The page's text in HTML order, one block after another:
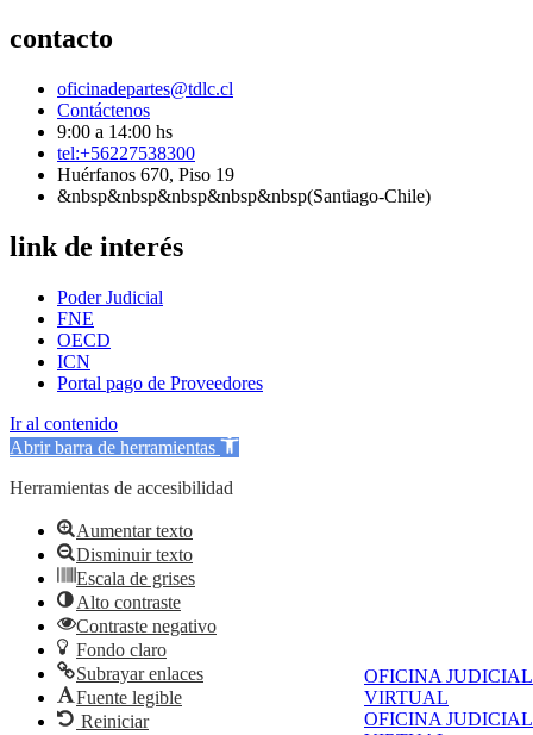
OFICINA JUDICIAL
VIRTUAL
OFICINA JUDICIAL
contacto
oficinadepartes@tdlc.cl
Contáctenos
9:00 a 14:00 hs
tel:+56227538300
Huérfanos 670, Piso 19
&nbsp&nbsp&nbsp&nbsp&nbsp(Santiago-Chile)
link de interés
Poder Judicial
FNE
OECD
ICN
Portal pago de Proveedores
Ir al contenido
Abrir barra de herramientas
Herramientas de accesibilidad
Aumentar texto
Disminuir texto
Escala de grises
Alto contraste
Contraste negativo
Fondo claro
Subrayar enlaces
Fuente legible
Reiniciar